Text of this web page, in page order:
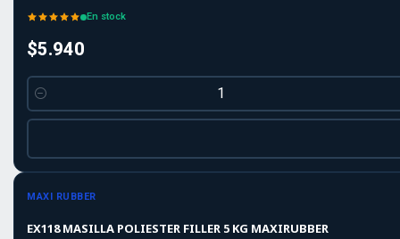
En stock
$5.940
Cantidad
MAXI RUBBER
EX118 MASILLA POLIESTER FILLER 5 KG MAXIRUBBER